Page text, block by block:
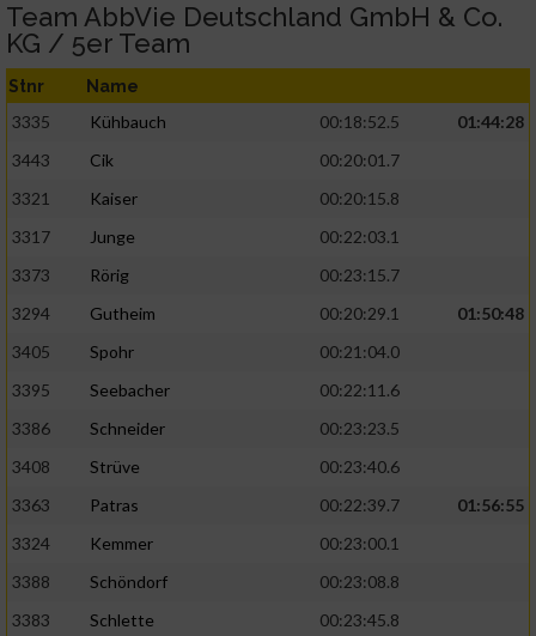
Team AbbVie Deutschland GmbH & Co.
KG / 5er Team
Stnr Name
3335 Kühbauch 00:18:52.5
01:44:28
3443
Cik
00:20:01.7
3321
Kaiser
00:20:15.8
3317
Junge
00:22:03.1
3373
Rörig
00:23:15.7
3294
Gutheim 00:20:29.1
01:50:48
3405
Spohr
00:21:04.0
3395
Seebacher
00:22:11.6
3386
Schneider
00:23:23.5
3408
Strüve
00:23:40.6
3363
Patras 00:22:39.7
01:56:55
3324
Kemmer
00:23:00.1
3388
Schöndorf
00:23:08.8
3383
Schlette
00:23:45.8